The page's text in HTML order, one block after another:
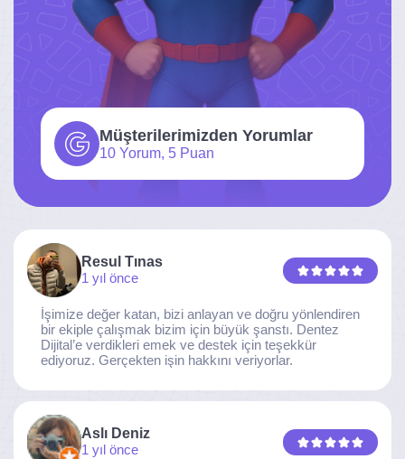
Müşterilerimizden Yorumlar
10 Yorum, 5 Puan
Resul Tınas
1 yıl önce
İşimize değer katan, bizi anlayan ve doğru yönlendiren
bir ekiple çalışmak bizim için büyük şanstı. Dentez
Dijital’e verdikleri emek ve destek için teşekkür
ediyoruz. Gerçekten işin hakkını veriyorlar.
Aslı Deniz
1 yıl önce